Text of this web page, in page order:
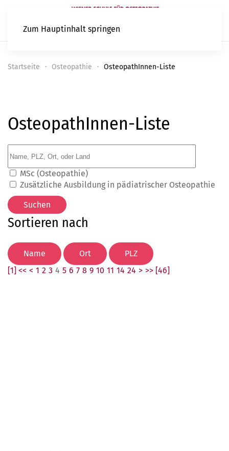
Zum Hauptinhalt springen
Startseite Osteopathie OsteopathInnen-Liste
OsteopathInnen-Liste
MSc (Osteopathie)
Zusätzliche Ausbildung in pädiatrischer Osteopathie
Sortieren nach
[1] << < 1 2 3 4 5 6 7 8 9 10 11 14 24 > >> [46]